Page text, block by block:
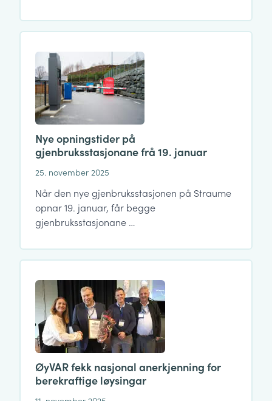
Nye opningstider på
gjenbruksstasjonane frå 19. januar
25. november 2025
Når den nye gjenbruksstasjonen på Straume
opnar 19. januar, får begge
gjenbruksstasjonane …
ØyVAR fekk nasjonal anerkjenning for
berekraftige løysingar